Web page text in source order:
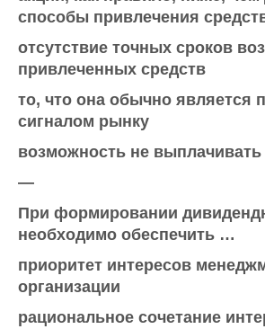
способы привлечения
отсутствие точных сроков
привлеченных средств
то, что она обычно является
сигналом рынку
возможность не
—
При формировании
необходимо обеспечить …
приоритет интересов
организации
рациональное сочетание